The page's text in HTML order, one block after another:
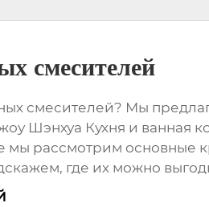
смесителей
смесителей? Мы
Шэнхуа Кухня и ванная
мы рассмотрим
где их можно